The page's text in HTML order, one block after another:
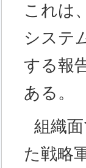
これは
システ
する報
ある。
組織
た戦略